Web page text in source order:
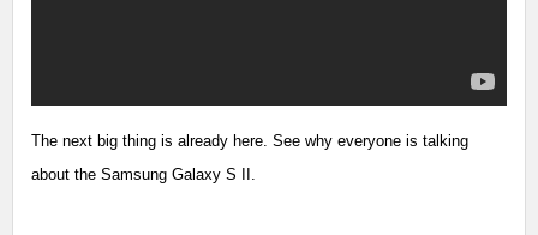
The next big thing is already here. See why everyone is talking
about the Samsung Galaxy S II.